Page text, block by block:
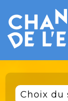
Choix du